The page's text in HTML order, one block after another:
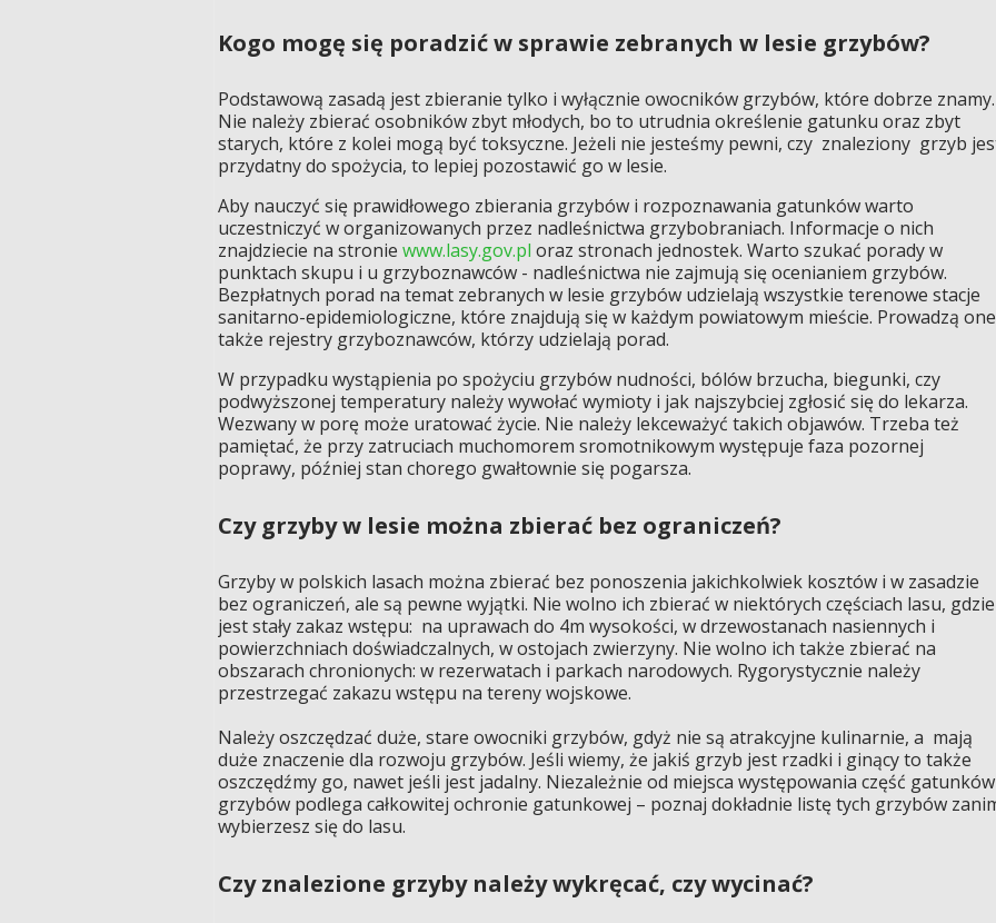
Kogo mogę się poradzić w sprawie zebranych w lesie grzybów?
Podstawową zasadą jest zbieranie tylko i wyłącznie owocników grzybów, które dobrze znamy.
Nie należy zbierać osobników zbyt młodych, bo to utrudnia określenie gatunku oraz zbyt
starych, które z kolei mogą być toksyczne. Jeżeli nie jesteśmy pewni, czy znaleziony grzyb
przydatny do spożycia, to lepiej pozostawić go w lesie.
Aby nauczyć się prawidłowego zbierania grzybów i rozpoznawania gatunków warto
uczestniczyć w organizowanych przez nadleśnictwa grzybobraniach. Informacje o nich
znajdziecie na stronie www.lasy.gov.pl oraz stronach jednostek. Warto szukać porady w
punktach skupu i u grzyboznawców - nadleśnictwa nie zajmują się ocenianiem grzybów.
Bezpłatnych porad na temat zebranych w lesie grzybów udzielają wszystkie terenowe stacje
sanitarno-epidemiologiczne, które znajdują się w każdym powiatowym mieście. Prowadzą one
także rejestry grzyboznawców, którzy udzielają porad.
W przypadku wystąpienia po spożyciu grzybów nudności, bólów brzucha, biegunki, czy
podwyższonej temperatury należy wywołać wymioty i jak najszybciej zgłosić się do lekarza.
Wezwany w porę może uratować życie. Nie należy lekceważyć takich objawów. Trzeba też
pamiętać, że przy zatruciach muchomorem sromotnikowym występuje faza pozornej
poprawy, później stan chorego gwałtownie się pogarsza.
Czy grzyby w lesie można zbierać bez ograniczeń?
Grzyby w polskich lasach można zbierać bez ponoszenia jakichkolwiek kosztów i w zasadzie
bez ograniczeń, ale są pewne wyjątki. Nie wolno ich zbierać w niektórych częściach lasu, gdzie
jest stały zakaz wstępu: na uprawach do 4m wysokości, w drzewostanach nasiennych i
powierzchniach doświadczalnych, w ostojach zwierzyny. Nie wolno ich także zbierać na
obszarach chronionych: w rezerwatach i parkach narodowych. Rygorystycznie należy
przestrzegać zakazu wstępu na tereny wojskowe.
Należy oszczędzać duże, stare owocniki grzybów, gdyż nie są atrakcyjne kulinarnie, a mają
duże znaczenie dla rozwoju grzybów. Jeśli wiemy, że jakiś grzyb jest rzadki i ginący to także
oszczędźmy go, nawet jeśli jest jadalny. Niezależnie od miejsca występowania część gatunków
grzybów podlega całkowitej ochronie gatunkowej – poznaj dokładnie listę tych grzybów
wybierzesz się do lasu.
Czy znalezione grzyby należy wykręcać, czy wycinać?